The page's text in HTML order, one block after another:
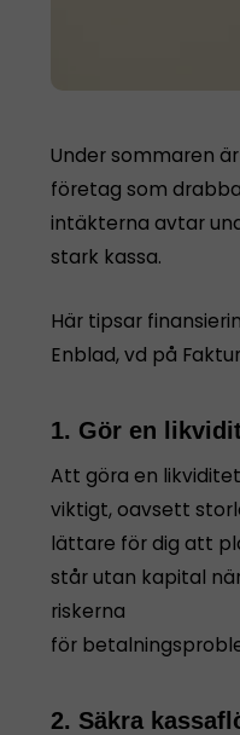
Under sommaren
företag som
intäkterna avtar
stark kassa.
Här tipsar
Enblad, vd på
1. Gör en
Att göra en
viktigt, oavsett
lättare för dig att
står utan kapital
riskerna
för
2. Säkra